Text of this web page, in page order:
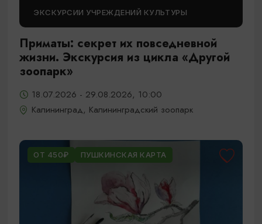
ЭКСКУРСИИ УЧРЕЖДЕНИЙ КУЛЬТУРЫ
Приматы: секрет их повседневной
жизни. Экскурсия из цикла «Другой
зоопарк»
18.07.2026 - 29.08.2026, 10:00
Калининград, Калининградский зоопарк
ОТ 450₽ ПУШКИНСКАЯ КАРТА